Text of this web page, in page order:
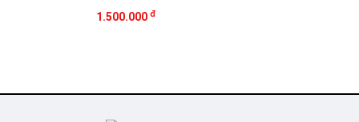
1.500.000 đ